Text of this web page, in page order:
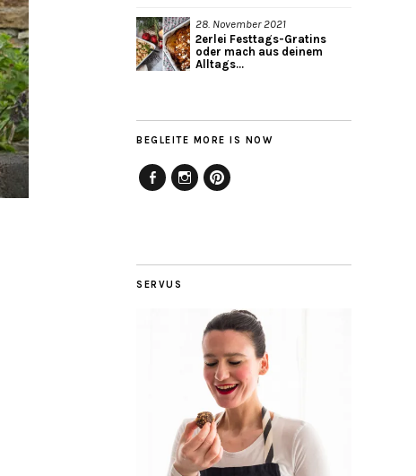
28. November 2021
2erlei Festtags-Gratins
oder mach aus deinem
Alltags...
BEGLEITE MORE IS NOW
SERVUS